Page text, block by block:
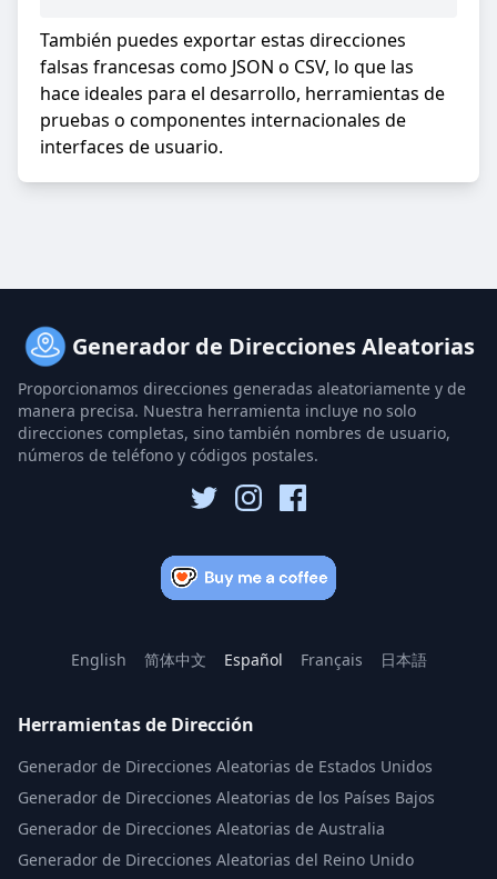
También puedes exportar estas direcciones
falsas francesas como JSON o CSV, lo que las
hace ideales para el desarrollo, herramientas de
pruebas o componentes internacionales de
interfaces de usuario.
Generador de Direcciones Aleatorias
Proporcionamos direcciones generadas aleatoriamente y de
manera precisa. Nuestra herramienta incluye no solo
direcciones completas, sino también nombres de usuario,
números de teléfono y códigos postales.
English 简体中文 Español Français 日本語
Herramientas de Dirección
Generador de Direcciones Aleatorias de Estados Unidos
Generador de Direcciones Aleatorias de los Países Bajos
Generador de Direcciones Aleatorias de Australia
Generador de Direcciones Aleatorias del Reino Unido